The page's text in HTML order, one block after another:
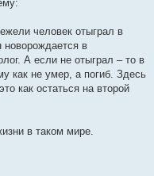
человек отыграл в
в
А если не отыграл – то в
как не умер, а погиб. Здесь
как остаться на второй
в таком мире.